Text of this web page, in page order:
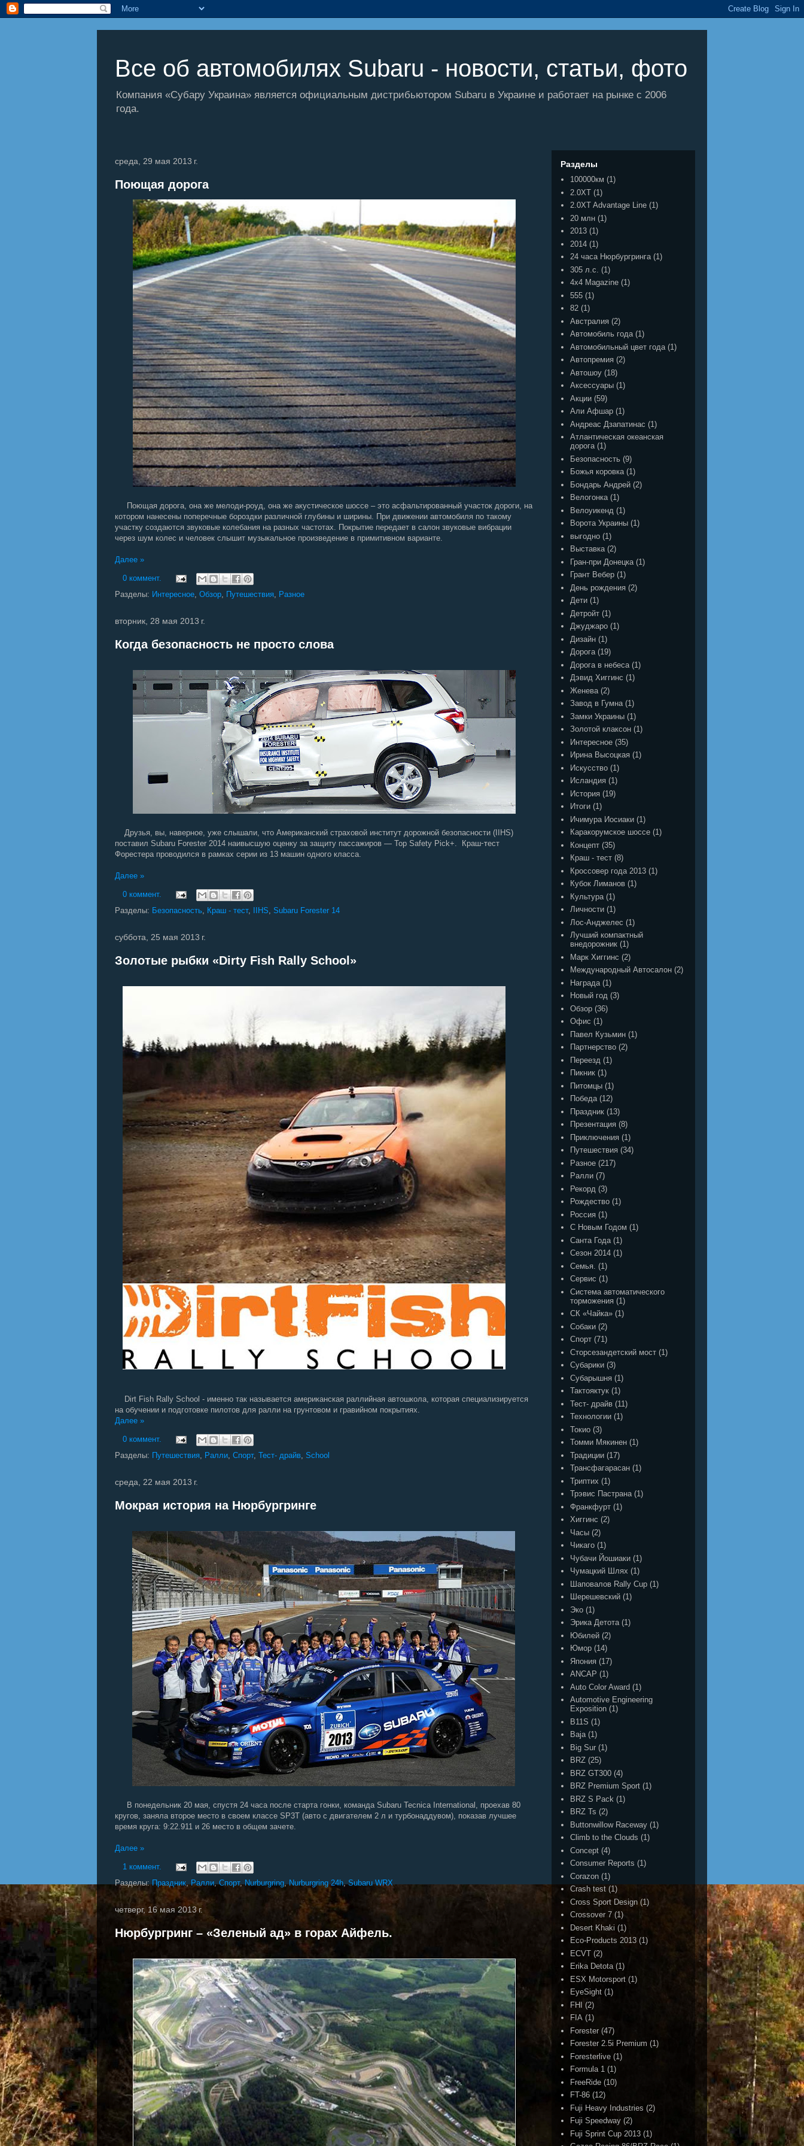
Все об автомобилях Subaru - новости, статьи, фото
Компания «Субару Украина» является официальным дистрибьютором Subaru в Украине и работает на рынке с 2006
года.
среда, 29 мая 2013 г.
Поющая дорога
Поющая дорога, она же мелоди-роуд, она же акустическое шоссе – это асфальтированный участок дороги, на
котором нанесены поперечные бороздки различной глубины и ширины. При движении автомобиля по такому
участку создаются звуковые колебания на разных частотах. Покрытие передает в салон звуковые вибрации
через шум колес и человек слышит музыкальное произведение в примитивном варианте.
Далее »
0 коммент.
Разделы: Интересное, Обзор, Путешествия, Разное
вторник, 28 мая 2013 г.
Когда безопасность не просто слова
Друзья, вы, наверное, уже слышали, что Американский страховой институт дорожной безопасности (IIHS)
поставил Subaru Forester 2014 наивысшую оценку за защиту пассажиров — Top Safety Pick+. Краш-тест
Форестера проводился в рамках серии из 13 машин одного класса.
Далее »
0 коммент.
Разделы: Безопасность, Краш - тест, IIHS, Subaru Forester 14
суббота, 25 мая 2013 г.
Золотые рыбки «Dirty Fish Rally School»
Dirt Fish Rally School - именно так называется американская раллийная автошкола, которая специализируется
на обучении и подготовке пилотов для ралли на грунтовом и гравийном покрытиях.
Далее »
0 коммент.
Разделы: Путешествия, Ралли, Спорт, Тест- драйв, School
среда, 22 мая 2013 г.
Мокрая история на Нюрбургринге
В понедельник 20 мая, спустя 24 часа после старта гонки, команда Subaru Tecnica International, проехав 80
кругов, заняла второе место в своем классе SP3T (авто с двигателем 2 л и турбонаддувом), показав лучшее
время круга: 9:22.911 и 26 место в общем зачете.
Далее »
1 коммент.
Разделы:Праздник,Ралли,Спорт,Nurburgring,Nurburgring 24h,Subaru WRX
четверг, 16 мая 2013 г.
Нюрбургринг – «Зеленый ад» в горах Айфель.
Разделы
100000км (1)
2.0XT (1)
2.0XT Advantage Line (1)
20 млн (1)
2013 (1)
2014 (1)
24 часа Нюрбургринга (1)
305 л.с.
(1)
4x4 Magazine (1)
555 (1)
82 (1)
Австралия (2)
Автомобиль года (1)
Автомобильный цвет года (1)
Автопремия (2)
Автошоу (18)
Аксессуары (1)
Акции (59)
Али Афшар (1)
Андреас Дзапатинас (1)
Атлантическая океанская
дорога (1)
Безопасность (9)
Божья коровка (1)
Бондарь Андрей (2)
Велогонка (1)
Велоуикенд (1)
Ворота Украины (1)
выгодно (1)
Выставка (2)
Гран-при Донецка (1)
Грант Вебер (1)
День рождения (2)
Дети (1)
Детройт (1)
Джуджаро (1)
Дизайн (1)
Дорога (19)
Дорога в небеса (1)
Дэвид Хиггинс (1)
Женева (2)
Завод в Гумна (1)
Замки Украины (1)
Золотой клаксон (1)
Интересное (35)
Ирина Высоцкая (1)
Искусство (1)
Исландия (1)
История (19)
Итоги (1)
Ичимура Иосиаки (1)
Каракорумское шоссе (1)
Концепт (35)
Краш - тест (8)
Кроссовер года 2013 (1)
Кубок Лиманов (1)
Культура (1)
Личности (1)
Лос-Анджелес (1)
Лучший компактный
внедорожник (1)
Марк Хиггинс (2)
Международный Автосалон (2)
Награда (1)
Новый год (3)
Обзор (36)
Офис (1)
Павел Кузьмин (1)
Партнерство (2)
Переезд (1)
Пикник (1)
Питомцы (1)
Победа (12)
Праздник (13)
Презентация (8)
Приключения (1)
Путешествия (34)
Разное (217)
Ралли (7)
Рекорд (3)
Рождество (1)
Россия (1)
С Новым Годом (1)
Санта Года (1)
Сезон 2014 (1)
Семья. (1)
Сервис (1)
Система автоматического
торможения (1)
СК «Чайка» (1)
Собаки (2)
Спорт (71)
Сторсезандетский мост (1)
Субарики (3)
Субарышня (1)
Тактояктук (1)
Тест- драйв (11)
Технологии (1)
Токио (3)
Томми Мякинен (1)
Традиции (17)
Трансфагарасан (1)
Триптих (1)
Трэвис Пастрана (1)
Франкфурт (1)
Хиггинс (2)
Часы (2)
Чикаго (1)
Чубачи Йошиаки (1)
Чумацкий Шлях (1)
Шаповалов Rally Cup (1)
Шерешевский (1)
Эко (1)
Эрика Детота (1)
Юбилей (2)
Юмор (14)
Япония (17)
ANCAP (1)
Auto Color Award (1)
Automotive Engineering
Exposition (1)
B11S (1)
Baja (1)
Big Sur (1)
BRZ (25)
BRZ GT300 (4)
BRZ Premium Sport (1)
BRZ S Pack (1)
BRZ Ts (2)
Buttonwillow Raceway (1)
Climb to the Clouds (1)
Concept (4)
Consumer Reports (1)
Corazon (1)
Crash test (1)
Cross Sport Design (1)
Crossover 7 (1)
Desert Khaki (1)
Eco-Products 2013 (1)
ECVT (2)
Erika Detota (1)
ESX Motorsport (1)
EyeSight (1)
FHI
(2)
FIA (1)
Forester (47)
Forester 2.5i Premium (1)
Foresterlive (1)
Formula 1 (1)
FreeRide (10)
FT-86 (12)
Fuji Heavy Industries (2)
Fuji Speedway (2)
Fuji Sprint Cup 2013 (1)